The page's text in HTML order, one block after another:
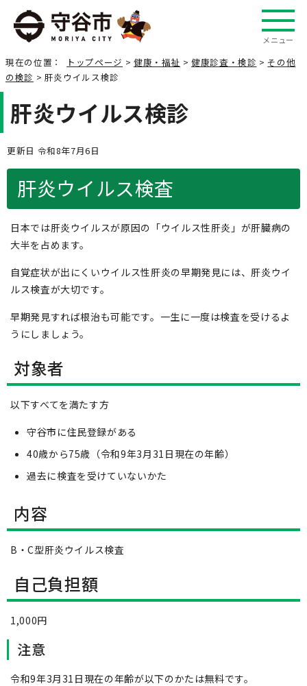
メニュー
現在の位置： トップページ > 健康・福祉 >健康診査・検診 > その他
の検診 > 肝炎ウイルス検診
肝炎ウイルス検診
更新日 令和8年7月6日
肝炎ウイルス検査
日本では肝炎ウイルスが原因の「ウイルス性肝炎」が肝臓病の
大半を占めます。
自覚症状が出にくいウイルス性肝炎の早期発見には、肝炎ウイ
ルス検査が大切です。
早期発見すれば根治も可能です。一生に一度は検査を受けるよ
うにしましょう。
対象者
以下すべてを満たす方
守谷市に住民登録がある
40歳から75歳（令和9年3月31日現在の年齢）
過去に検査を受けていないかた
内容
B・C型肝炎ウイルス検査
自己負担額
1,000円
注意
令和9年3月31日現在の年齢が以下のかたは無料です。